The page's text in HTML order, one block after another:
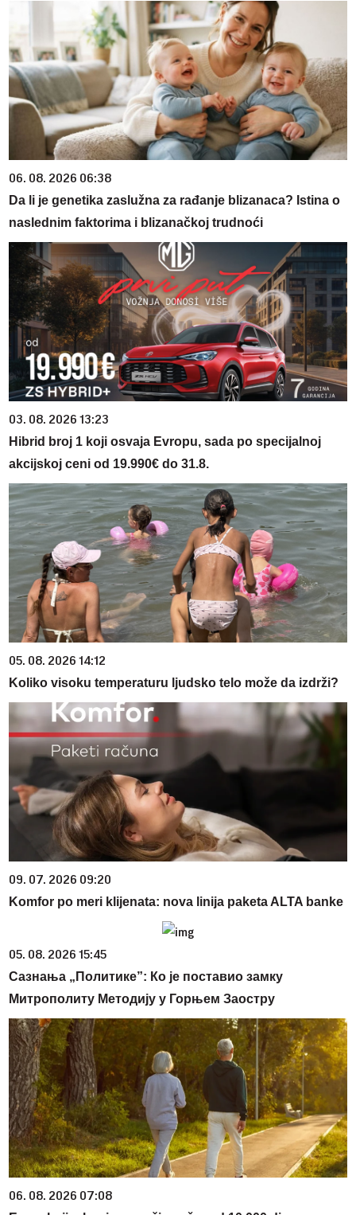
06. 08. 2026 06:38
Da li je genetika zaslužna za rađanje blizanaca? Istina o
naslednim faktorima i blizanačkoj trudnoći
03. 08. 2026 13:23
Hibrid broj 1 koji osvaja Evropu, sada po specijalnoj
akcijskoj ceni od 19.990€ do 31.8.
05. 08. 2026 14:12
Koliko visoku temperaturu ljudsko telo može da izdrži?
09. 07. 2026 09:20
Komfor po meri klijenata: nova linija paketa ALTA banke
05. 08. 2026 15:45
Сазнања „Политике”: Ко је поставио замку
Митрополиту Методију у Горњем Заостру
06. 08. 2026 07:08